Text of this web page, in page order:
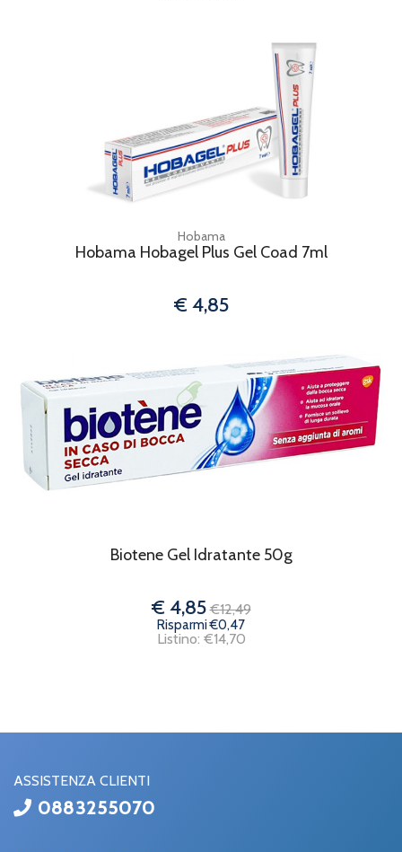
Hobama
Hobama Hobagel Plus Gel Coad 7ml
€ 4,85
Biotene Gel Idratante 50g
€ 4,85 €12,49
Risparmi €0,47
Listino: €14,70
ASSISTENZA CLIENTI
0883255070